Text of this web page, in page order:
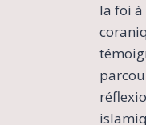
la foi